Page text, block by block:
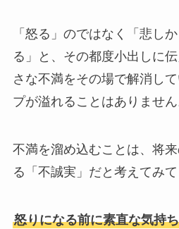
「怒る」のではなく「悲し
る」と、その都度小出しに
さな不満をその場で解消し
プが溢れることはありません
不満を溜め込むことは、将
る「不誠実」だと考えてみて
怒りになる前に素直な気持